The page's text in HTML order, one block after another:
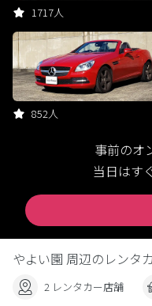
1717人
852人
事前のオ
当日はす
やよい園 周辺のレンタ
2 レンタカー店舗